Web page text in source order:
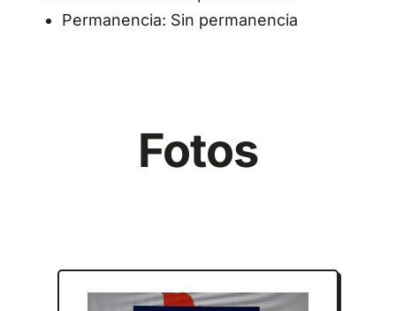
Permanencia: Sin permanencia
Fotos